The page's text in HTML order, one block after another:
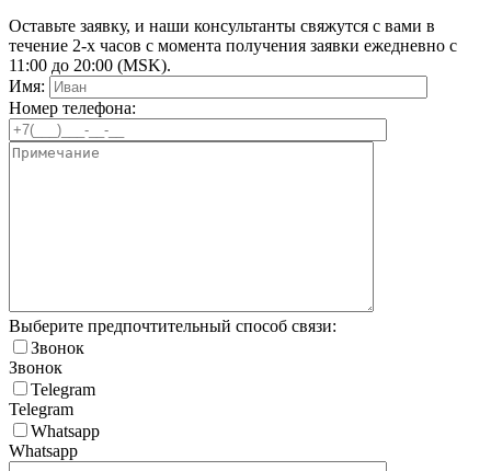
Оставьте заявку, и наши консультанты свяжутся с вами в
течение 2-х часов с момента получения заявки ежедневно с
11:00 до 20:00 (MSK).
Имя:
Номер телефона:
Выберите предпочтительный способ связи:
Звонок
Звонок
Telegram
Telegram
Whatsapp
Whatsapp